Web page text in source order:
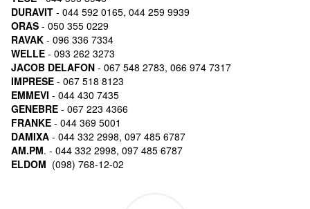
DURAVIT - 044 592 0165, 044 259 9939
ORAS - 050 355 0229
RAVAK - 096 336 7334
WELLE - 093 262 3273
JACOB DELAFON - 067 548 2783, 066 974 7317
IMPRESE - 067 518 8123
EMMEVI - 044 430 7435
GENEBRE - 067 223 4366
FRANKE - 044 369 5001
DAMIXA - 044 332 2998, 097 485 6787
AM.PM. - 044 332 2998, 097 485 6787
ELDOM (098) 768-12-02